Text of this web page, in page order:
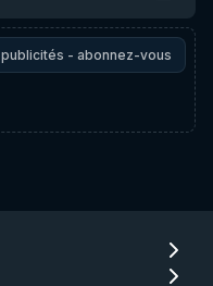
- abonnez-vous